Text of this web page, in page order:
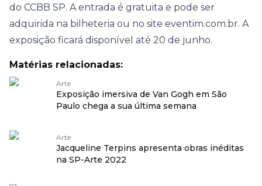
do CCBB SP. A entrada é gratuita e pode ser
adquirida na bilheteria ou no site eventim.com.br. A
exposição ficará disponível até 20 de junho.
Matérias relacionadas:
Arte
Exposição imersiva de Van Gogh em São
Paulo chega a sua última semana
Arte
Jacqueline Terpins apresenta obras inéditas
na SP-Arte 2022